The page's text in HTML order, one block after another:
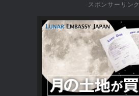
スポンサーリンク